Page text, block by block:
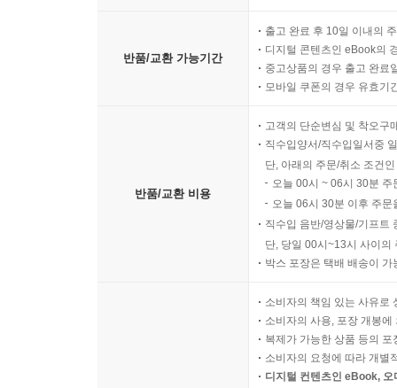
반품/교환 가능기간
출고 완료 후 10일 이내의
디지털 콘텐츠인 eBook의
중고상품의 경우 출고 완료
모바일 쿠폰의 경우 유효기
반품/교환 비용
고객의 단순변심 및 착오구
직수입양서/직수입일서중
단, 아래의 주문/취소 조건
오늘 00시 ~ 06시 30분
오늘 06시 30분 이후 주
직수입 음반/영상물/기프트
단, 당일 00시~13시 사이의
박스 포장은 택배 배송이
소비자의 책임 있는 사유로
소비자의 사용, 포장 개봉
복제가 가능한 상품 등의
소비자의 요청에 따라 개별
디지털 컨텐츠인 eBook,